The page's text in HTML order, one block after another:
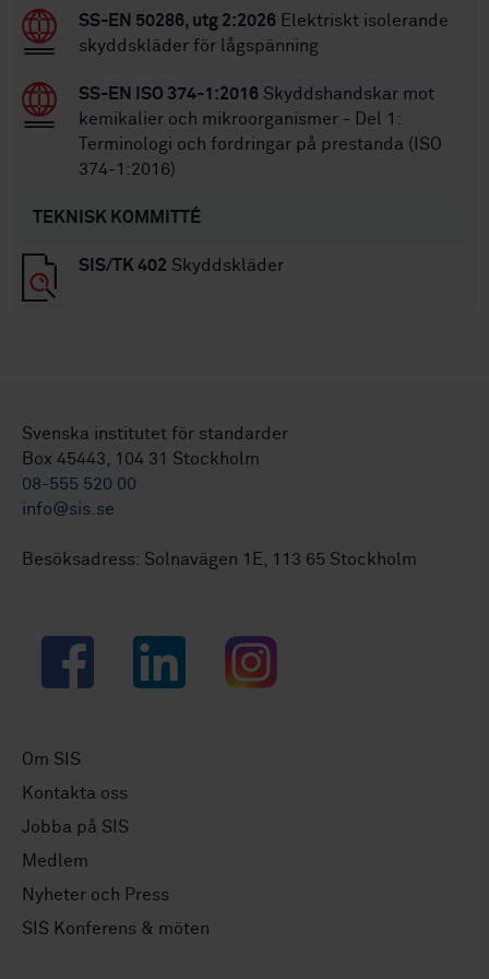
SS-EN 50286, utg 2:2026 Elektriskt isolerande
skyddskläder för lågspänning
SS-EN ISO 374-1:2016 Skyddshandskar mot
kemikalier och mikroorganismer - Del 1:
Terminologi och fordringar på prestanda (ISO
374-1:2016)
TEKNISK KOMMITTÉ
SIS/TK 402 Skyddskläder
Svenska institutet för standarder
Box 45443, 104 31 Stockholm
08-555 520 00
info@sis.se
Besöksadress: Solnavägen 1E, 113 65 Stockholm
Facebook LinkedIn Instagram
Om SIS
Kontakta oss
Jobba på SIS
Medlem
Nyheter och Press
SIS Konferens & möten